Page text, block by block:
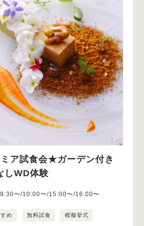
ア試食会★ガーデン付き
しWD体験
〜/10:00〜/15:00〜/16:00〜
め 無料試食 模擬挙式